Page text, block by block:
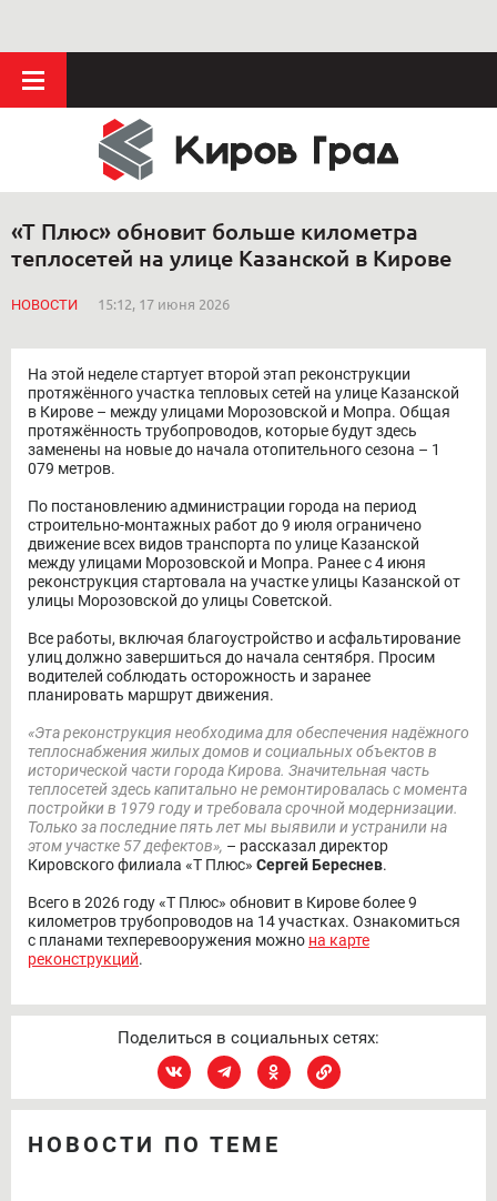
«Т Плюс» обновит больше километра
теплосетей на улице Казанской в Кирове
НОВОСТИ 15:12, 17 июня 2026
На этой неделе стартует второй этап реконструкции
протяжённого участка тепловых сетей на улице Казанской
в Кирове – между улицами Морозовской и Мопра. Общая
протяжённость трубопроводов, которые будут здесь
заменены на новые до начала отопительного сезона – 1
079 метров.
По постановлению администрации города на период
строительно-монтажных работ до 9 июля ограничено
движение всех видов транспорта по улице Казанской
между улицами Морозовской и Мопра. Ранее с 4 июня
реконструкция стартовала на участке улицы Казанской от
улицы Морозовской до улицы Советской.
Все работы, включая благоустройство и асфальтирование
улиц должно завершиться до начала сентября. Просим
водителей соблюдать осторожность и заранее
планировать маршрут движения.
«Эта реконструкция необходима для обеспечения надёжного
теплоснабжения жилых домов и социальных объектов в
исторической части города Кирова. Значительная часть
теплосетей здесь капитально не ремонтировалась с момента
постройки в 1979 году и требовала срочной модернизации.
Только за последние пять лет мы выявили и устранили на
этом участке 57 дефектов», – рассказал директор
Кировского филиала «Т Плюс» Сергей Береснев.
Всего в 2026 году «Т Плюс» обновит в Кирове более 9
километров трубопроводов на 14 участках. Ознакомиться
с планами техперевооружения можно на карте
реконструкций.
Поделиться в социальных сетях:
НОВОСТИ ПО ТЕМЕ